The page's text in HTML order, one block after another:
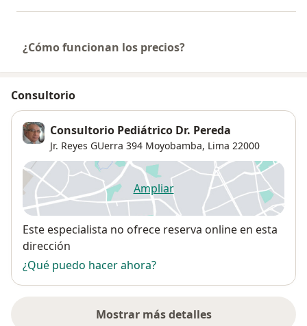
¿Cómo funcionan los precios?
Consultorio
Consultorio Pediátrico Dr. Pereda
Jr. Reyes GUerra 394 Moyobamba, Lima 22000
Ampliarse abre en una nueva
Disponibilidad
Este especialista no ofrece reserva online en esta
dirección
¿Qué puedo hacer ahora?
Mostrar más detalles
sobre la dirección